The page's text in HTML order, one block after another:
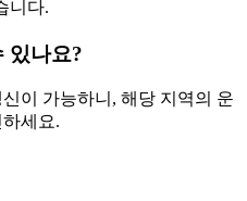
니다.
있나요?
이 가능하니, 해당 지역의 운
세요.